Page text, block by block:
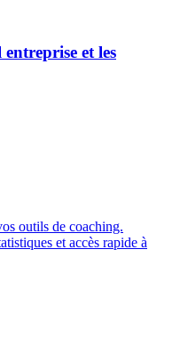
et les
outils de coaching.
et accès rapide à